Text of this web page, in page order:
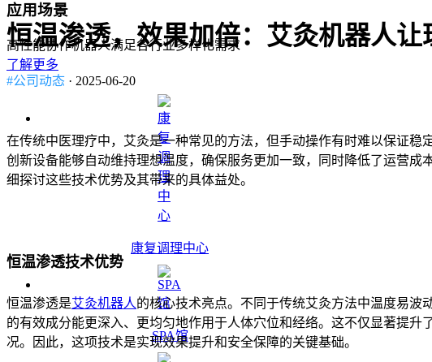
应用场景
高性能协作机器人满足各行业多样化需求
了解更多
康复调理中心
SPA馆
恒温渗透，效果加倍：艾灸机器人让
#公司动态 · 2025-06-20
在传统中医理疗中，艾灸是一种常见的方法，但手动操作有时难以保证
创新设备能够自动维持理想温度，确保服务更加一致，同时降低了运营
细探讨这些技术优势及其带来的具体益处。
恒温渗透技术优势
恒温渗透是艾灸机器人的核心技术亮点。不同于传统艾灸方法中温度易波
的有效成分能更深入、更均匀地作用于人体穴位和经络。这不仅显著提
况。因此，这项技术是实现效果提升和安全保障的关键基础。